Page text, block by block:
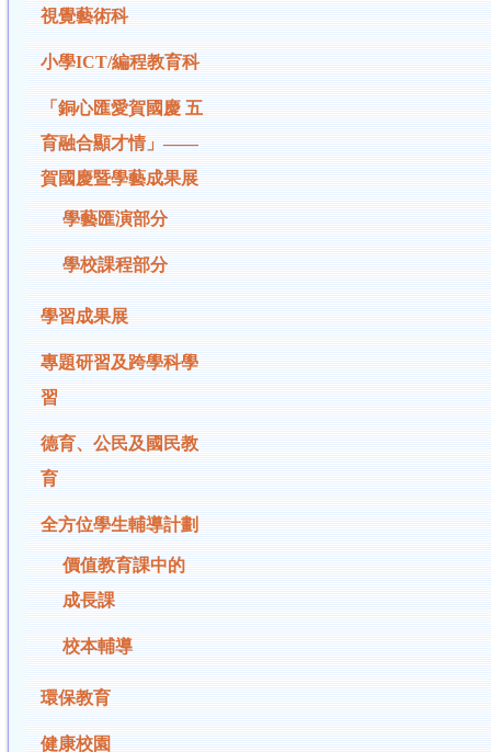
視覺藝術科
小學ICT/編程教育科
「銅心匯愛賀國慶 五
育融合顯才情」——
賀國慶暨學藝成果展
學藝匯演部分
學校課程部分
學習成果展
專題研習及跨學科學
習
德育、公民及國民教
育
全方位學生輔導計劃
價值教育課中的
成長課
校本輔導
環保教育
健康校園